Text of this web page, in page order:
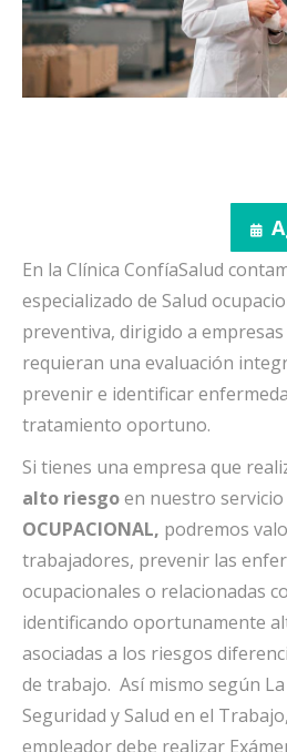
En la Clínica ConfíaSalud
especializado de Salud
preventiva, dirigido a
requieran una evaluación
prevenir e identificar
tratamiento oportuno.
Si tienes una empresa que
alto riesgoen nuestro servicio
OCUPACIONAL, podremos
trabajadores, prevenir las
ocupacionales o relacionadas
identificando oportunamente
asociadas a los riesgos
de trabajo. Así mismo según La
Seguridad y Salud en el
empleador debe realizar